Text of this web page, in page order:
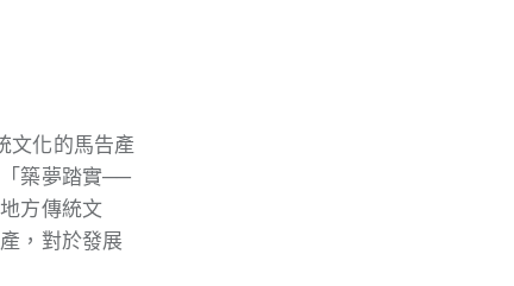
文化的馬告產
築夢踏實──
方傳統文
，對於發展